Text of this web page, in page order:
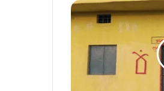
बिरहोर
परिवार
महिलाओं